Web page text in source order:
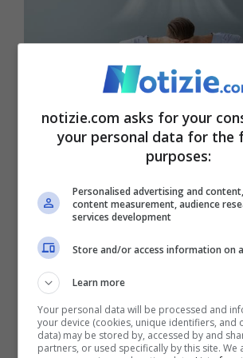
Attenzione alla temperatura impostata –
climatizzatore è la dimensione
dell’ambiente da raffreddare.
determinare la potenza
affinché il dispositivo sia
efficiente dal punto di vista
notizie.com asks for your
your personal data for the
purposes:
Personalised advertising and
content measurement, audience
services development
Store and/or access information on
Learn more
Your personal data will be processed and
your device (cookies, unique identifiers, and
data) may be stored by, accessed by and
partners, or used specifically by this site.